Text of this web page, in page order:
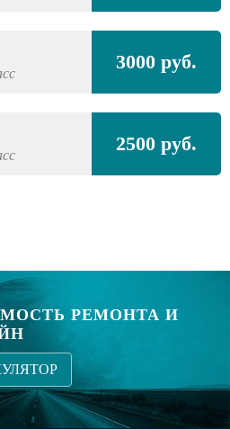
3000 руб.
2500 руб.
РЕМОНТА И